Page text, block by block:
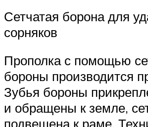
Сетчатая борона для
сорняков
Прополка с помощью
бороны производится
Зубья бороны
и обращены к земле,
подвешена к раме.